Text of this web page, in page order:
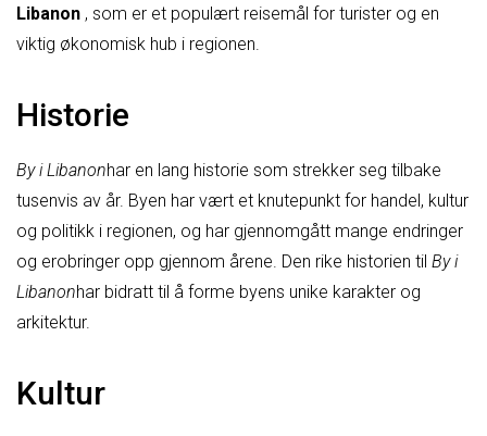
Libanon , som er et populært reisemål for turister og en
viktig økonomisk hub i regionen.
Historie
By i Libanonhar en lang historie som strekker seg tilbake
tusenvis av år. Byen har vært et knutepunkt for handel, kultur
og politikk i regionen, og har gjennomgått mange endringer
og erobringer opp gjennom årene. Den rike historien til By i
Libanonhar bidratt til å forme byens unike karakter og
arkitektur.
Kultur